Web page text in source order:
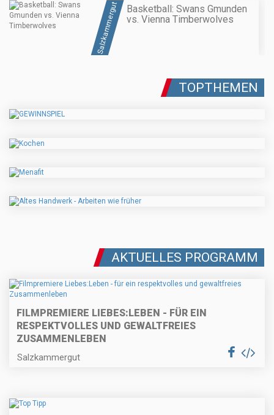
Salzkammergut
Basketball: Swans Gmunden
vs. Vienna Timberwolves
TOPTHEMEN
AKTUELLES PROGRAMM
FILMPREMIERE LIEBES:LEBEN - FÜR EIN
RESPEKTVOLLES UND GEWALTFREIES
ZUSAMMENLEBEN
Salzkammergut